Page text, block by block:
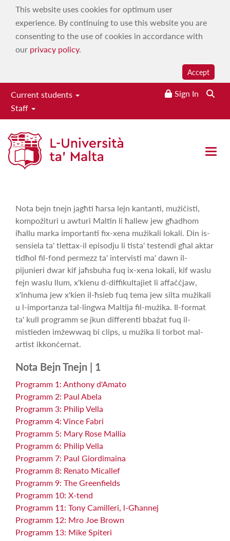
This website uses cookies for optimum user
experience. By continuing to use this website you are
consenting to the use of cookies in accordance with
our privacy policy.
Accept
Current students
Staff
Sign In
Open
Nota Bejn Tnejn
Home| Services|Campus 103.7
Maltese
Language, History & Culture
Nota bejn tnejn jagħti ħarsa lejn kantanti, mużiċisti,
kompożituri u awturi Maltin li ħallew jew għadhom
iħallu marka importanti fix-xena mużikali lokali. Din is-
sensiela ta' tlettax-il episodju li tista' testendi għal aktar
tidħol fil-fond permezz ta' intervisti ma' dawn il-
pijunieri dwar kif jaħsbuha fuq ix-xena lokali, kif waslu
fejn waslu llum, x'kienu d-diffikultajiet li affaċċjaw,
x'inhuma jew x'kien il-ħsieb fuq tema jew silta mużikali
u l-importanza tal-lingwa Maltija fil-mużika. Il-format
ta' kull programm se jkun differenti bbażat fuq il-
mistieden imżewwaq bi clips, u mużika li torbot mal-
artist ikkonċernat.
Nota Bejn Tnejn | 1
Programm 1: Anthony d'Amato
Programm 2: Paul Abela
Programm 3: Philip Vella
Programm 4: Vince Fabri
Programm 5: Mary Rose Mallia
Programm 6: Philip Vella
Programm 7: Paul Giordimaina
Programm 8: Renato Micallef
Programm 9: The Greenfields
Programm 10: X-tend
Programm 11: Tony Camilleri, l-Għannej
Programm 12: Mro Joe Brown
Programm 13: Mike Spiteri